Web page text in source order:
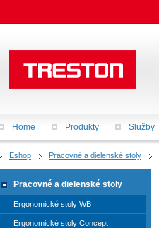
Eshop Pracovné a dielenské stoly
Pracovné a dielenské stoly
Ergonomické stoly WB
Ergonomické stoly Concept
Home Produkty Služby